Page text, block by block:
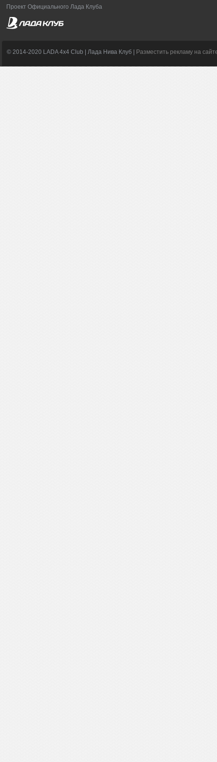
Проект Официального Лада Клуба
© 2014-2020 LADA 4x4 Club | Лада Нива Клуб | Разместить рекламу на